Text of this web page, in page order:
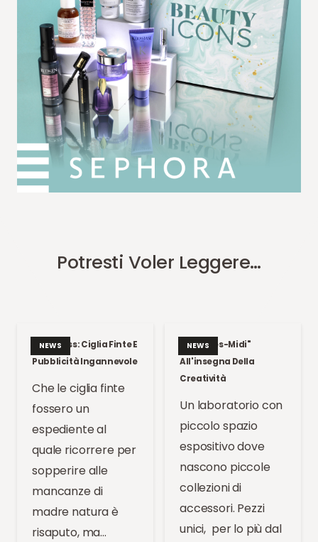
Potresti Voler Leggere…
NEWS
Kate Moss: Ciglia Finte E
Pubblicità Ingannevole
Che le ciglia finte
fossero un
espediente al
quale ricorrere per
sopperire alle
mancanze di
madre natura è
risaputo, ma…
NEWS
Un "Apres-Midi"
All'insegna Della
Creatività
Un laboratorio con
piccolo spazio
espositivo dove
nascono piccole
collezioni di
accessori. Pezzi
unici, per lo più dal